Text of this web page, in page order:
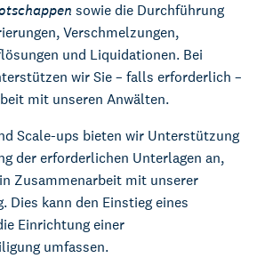
sowie die Durchführung
Verschmelzungen,
und Liquidationen. Bei
wir Sie – falls erforderlich –
mit unseren Anwälten.
Scale-ups bieten wir Unterstützung
der erforderlichen Unterlagen an,
Zusammenarbeit mit unserer
Dies kann den Einstieg eines
Einrichtung einer
umfassen.